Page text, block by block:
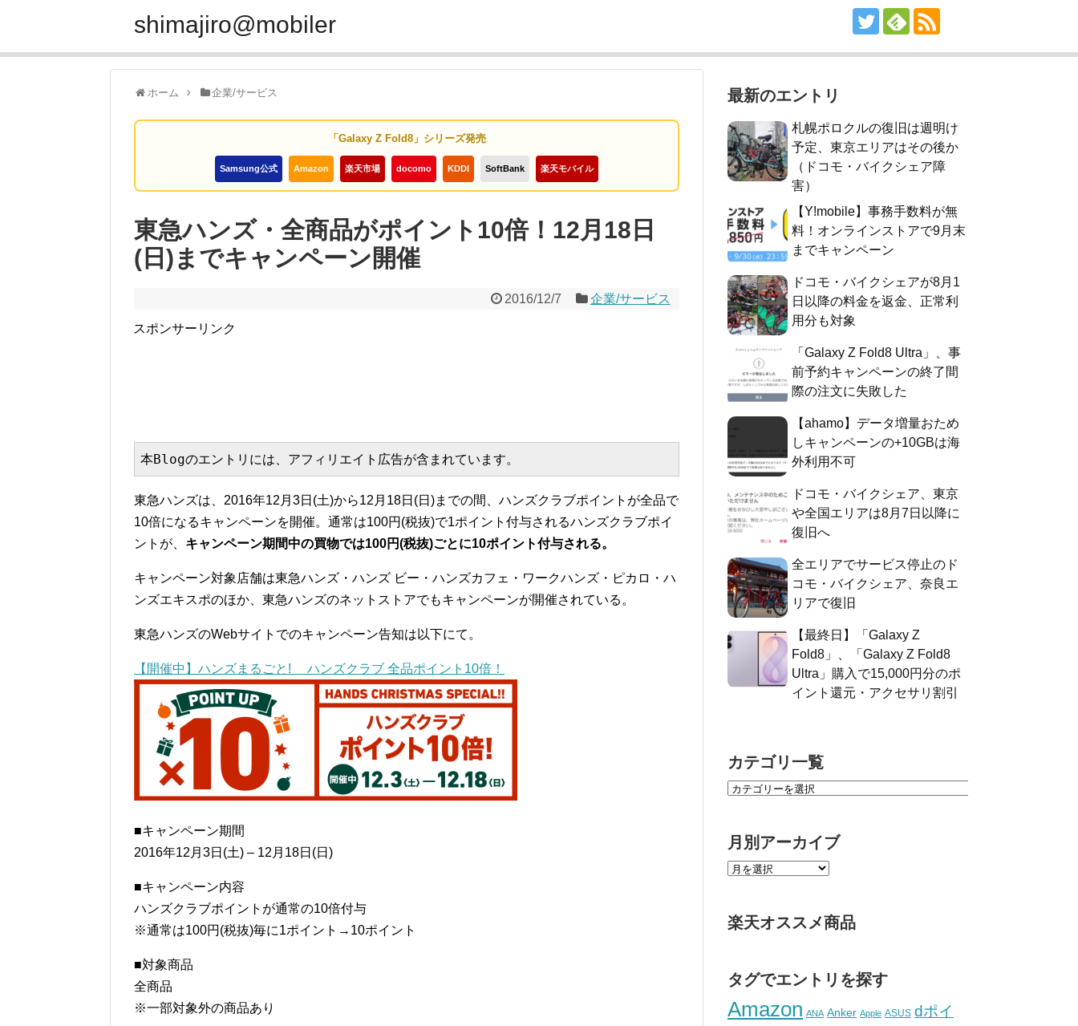
shimajiro@mobiler
ホーム 企業/サービス
「Galaxy Z Fold8」シリーズ発売
Samsung公式 Amazon 楽天市場 docomo KDDI SoftBank 楽天モバイル
東急ハンズ・全商品がポイント10倍！12月18日
(日)までキャンペーン開催
2016/12/7 企業/サービス
スポンサーリンク
本Blogのエントリには、アフィリエイト広告が含まれています。
東急ハンズは、2016年12月3日(土)から12月18日(日)までの間、ハンズクラブポイントが全品で
10倍になるキャンペーンを開催。通常は100円(税抜)で1ポイント付与されるハンズクラブポイ
ントが、 キャンペーン期間中の買物では100円(税抜)ごとに10ポイント付与される。
キャンペーン対象店舗は東急ハンズ・ハンズ ビー・ハンズカフェ・ワークハンズ・ピカロ・ハ
ンズエキスポのほか、東急ハンズのネットストアでもキャンペーンが開催されている。
東急ハンズのWebサイトでのキャンペーン告知は以下にて。
【開催中】ハンズまるごと! ハンズクラブ 全品ポイント10倍！
■キャンペーン期間
2016年12月3日(土) – 12月18日(日)
■キャンペーン内容
ハンズクラブポイントが通常の10倍付与
※通常は100円(税抜)毎に1ポイント→10ポイント
■対象商品
全商品
※一部対象外の商品あり
最新のエントリ
札幌ポロクルの復旧は週明け
予定、東京エリアはその後か
（ドコモ・バイクシェア障
害）
【Y!mobile】事務手数料が無
料！オンラインストアで9月末
までキャンペーン
ドコモ・バイクシェアが8月1
日以降の料金を返金、正常利
用分も対象
「Galaxy Z Fold8 Ultra」、事
前予約キャンペーンの終了間
際の注文に失敗した
【ahamo】データ増量おため
しキャンペーンの+10GBは海
外利用不可
ドコモ・バイクシェア、東京
や全国エリアは8月7日以降に
復旧へ
全エリアでサービス停止のド
コモ・バイクシェア、奈良エ
リアで復旧
【最終日】「Galaxy Z
Fold8」、「Galaxy Z Fold8
Ultra」購入で15,000円分のポ
イント還元・アクセサリ割引
カテゴリ一覧
月別アーカイブ
楽天オススメ商品
タグでエントリを探す
Amazon ANA Anker Apple ASUS dポイ